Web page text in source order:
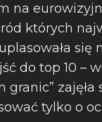
na
których
do top 10 –
tylko o